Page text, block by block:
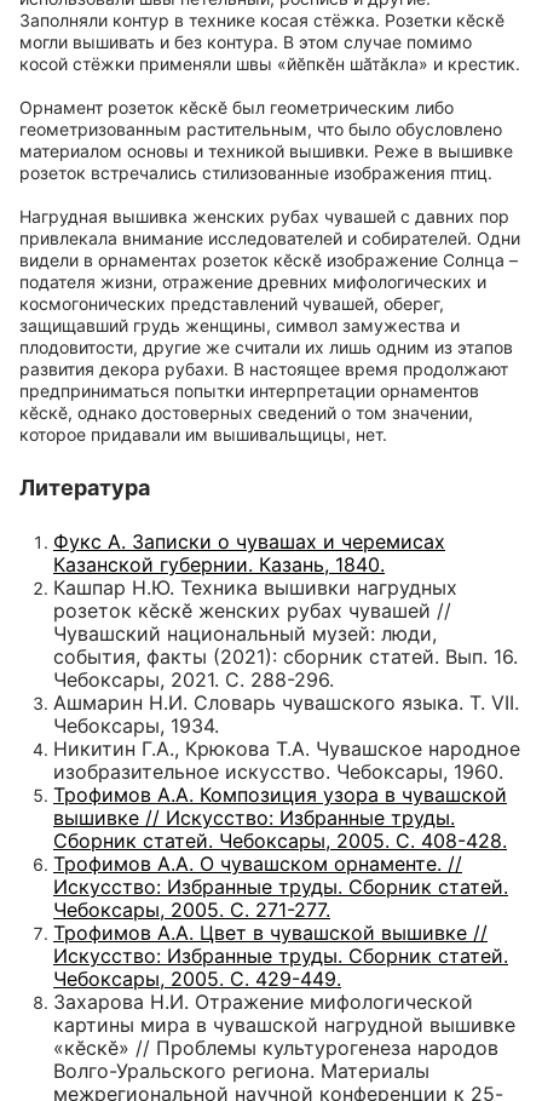
Заполняли контур в технике косая стёжка. Розетки кӗскӗ
могли вышивать и без контура. В этом случае помимо
косой стёжки применяли швы «йӗпкӗн шӑтӑкла» и крестик.
Орнамент розеток кӗскӗ был геометрическим либо
геометризованным растительным, что было обусловлено
материалом основы и техникой вышивки. Реже в вышивке
розеток встречались стилизованные изображения птиц.
Нагрудная вышивка женских рубах чувашей с давних пор
привлекала внимание исследователей и собирателей. Одни
видели в орнаментах розеток кӗскӗ изображение Солнца –
подателя жизни, отражение древних мифологических и
космогонических представлений чувашей, оберег,
защищавший грудь женщины, символ замужества и
плодовитости, другие же считали их лишь одним из этапов
развития декора рубахи. В настоящее время продолжают
предприниматься попытки интерпретации орнаментов
кӗскӗ, однако достоверных сведений о том значении,
которое придавали им вышивальщицы, нет.
Литература
Фукс А. Записки о чувашах и черемисах
Казанской губернии. Казань, 1840.
Кашпар Н.Ю. Техника вышивки нагрудных
розеток кӗскӗ женских рубах чувашей //
Чувашский национальный музей: люди,
события, факты (2021): сборник статей. Вып. 16.
Чебоксары, 2021. С. 288-296.
Ашмарин Н.И. Словарь чувашского языка. Т. VII.
Чебоксары, 1934.
Никитин Г.А., Крюкова Т.А. Чувашское народное
изобразительное искусство. Чебоксары, 1960.
Трофимов А.А. Композиция узора в чувашской
вышивке // Искусство: Избранные труды.
Сборник статей. Чебоксары, 2005. С. 408-428.
Трофимов А.А. О чувашском орнаменте. //
Искусство: Избранные труды. Сборник статей.
Чебоксары, 2005. С. 271-277.
Трофимов А.А. Цвет в чувашской вышивке //
Искусство: Избранные труды. Сборник статей.
Чебоксары, 2005. С. 429-449.
Захарова Н.И. Отражение мифологической
картины мира в чувашской нагрудной вышивке
«кӗскӗ» // Проблемы культурогенеза народов
Волго-Уральского региона. Материалы
межрегиональной научной конференции к 25-